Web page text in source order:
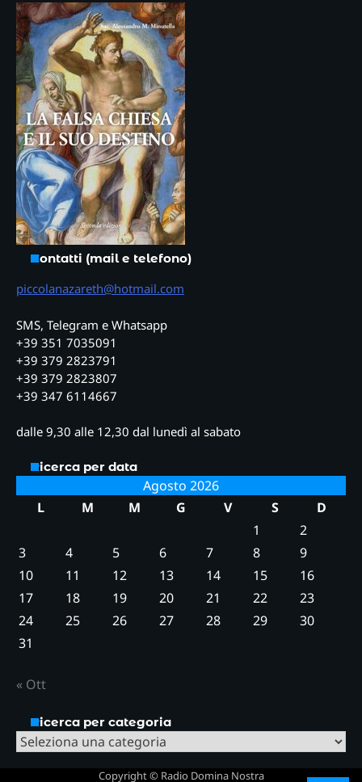
Contatti (mail e telefono)
piccolanazareth@hotmail.com
SMS, Telegram e Whatsapp
+39 351 7035091
+39 379 2823791
+39 379 2823807
+39 347 6114667
dalle 9,30 alle 12,30 dal lunedì al sabato
Ricerca per data
Agosto 2026
L
M M G V S
D
1
2
3
4 5 6 7 8
9
10
11 12 13 14 15
16
17
18 19 20 21 22
23
24
25 26 27 28 29
30
31
« Ott
Ricerca per categoria
Ricerca
Copyright © Radio Domina Nostra